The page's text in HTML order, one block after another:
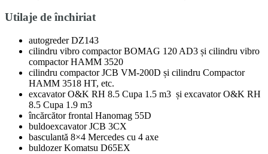
Utilaje de închiriat
autogreder DZ143
cilindru vibro compactor BOMAG 120 AD3 și cilindru vibro
compactor HAMM 3520
cilindru compactor JCB VM-200D și cilindru Compactor
HAMM 3518 HT, etc.
excavator O&K RH 8.5 Cupa 1.5 m3 și excavator O&K RH
8.5 Cupa 1.9 m3
încărcător frontal Hanomag 55D
buldoexcavator JCB 3CX
basculantă 8×4 Mercedes cu 4 axe
buldozer Komatsu D65EX